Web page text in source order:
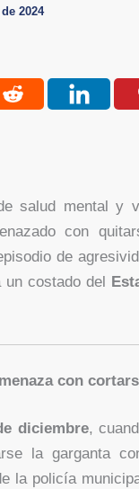
2024
salud mental y
con
de
un costado del
con
diciembre,
la garganta
la policía